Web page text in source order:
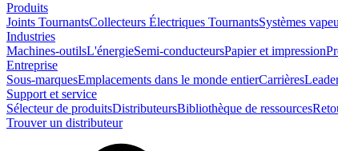
Produits
Joints TournantsCollecteurs Électriques TournantsSystèmes
Industries
Machines-outilsL'énergieSemi-conducteursPapier et impression
Entreprise
Sous-marquesEmplacements dans le monde entierCarrières
Support et service
Sélecteur de produitsDistributeursBibliothèque de ressources
Trouver un distributeur